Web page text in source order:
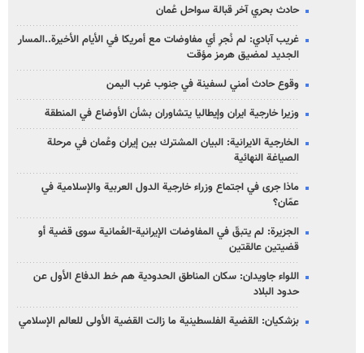
حادث بحري آخر قبالة سواحل عُمان
غريب آبادي: لم نُجرِ أي مفاوضات مع أمريكا في الأيام الأخيرة..المسار
الجديد لمضيق هرمز مؤقت
وقوع حادث أمني لسفينة في جنوب غرب اليمن
وزيرا خارجية ايران وإيطاليا يتشاوران بشأن الأوضاع في المنطقة
الخارجية الايرانية: البيان المشترك بين إيران وعُمان في مرحلة
الصياغة النهائية
ماذا جرى في اجتماع وزراء خارجية الدول العربية والإسلامية في
عمّان؟
الجزيرة: لم يتبقّ في المفاوضات الإيرانية-العُمانية سوى قضية أو
قضيتين عالقتين
اللواء جاويدان: سكان المناطق الحدودية هم خط الدفاع الأول عن
حدود البلاد
بزشكيان: القضية الفلسطينية ما زالت القضية الأولى للعالم الإسلامي